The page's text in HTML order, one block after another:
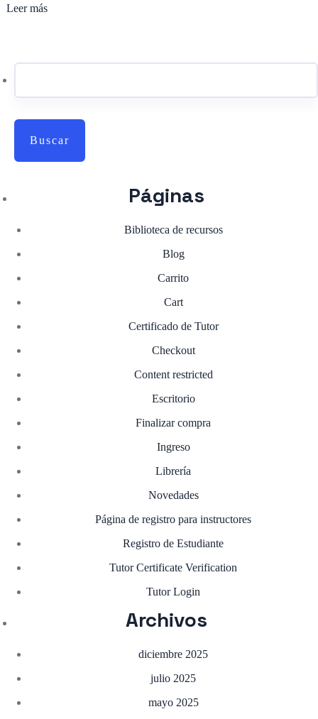
Leer más
Páginas
Biblioteca de recursos
Blog
Carrito
Cart
Certificado de Tutor
Checkout
Content restricted
Escritorio
Finalizar compra
Ingreso
Librería
Novedades
Página de registro para instructores
Registro de Estudiante
Tutor Certificate Verification
Tutor Login
Archivos
diciembre 2025
julio 2025
mayo 2025